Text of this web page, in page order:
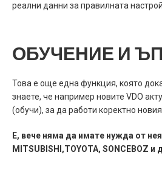
реални данни за правилната
ОБУЧЕНИЕ И
Това е още една функция, която
знаете, че например новите VDO
(обучи), за да работи коректно
Е, вече няма да имате нужда от
MITSUBISHI,TOYOTA, SONCEBOZ и